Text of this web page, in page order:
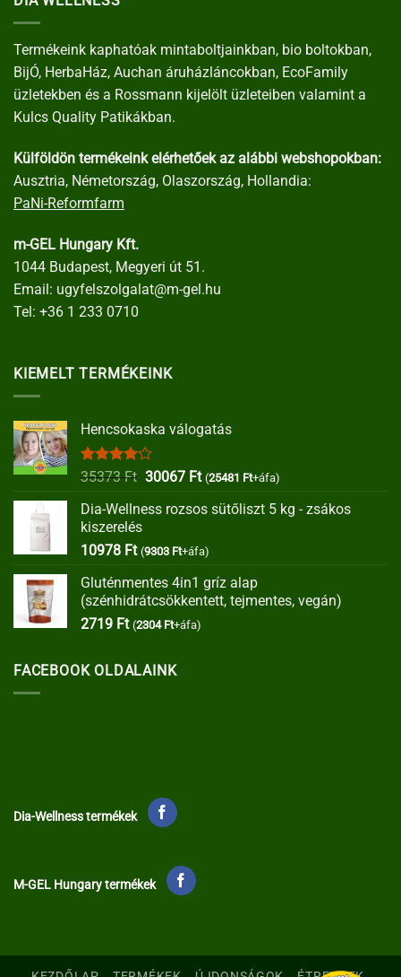
Termékeink kaphatóak mintaboltjainkban, bio boltokban,
BijÓ, HerbaHáz, Auchan áruházláncokban, EcoFamily
üzletekben és a Rossmann kijelölt üzleteiben valamint a
Kulcs Quality Patikákban.
Külföldön termékeink elérhetőek az alábbi webshopokban:
Ausztria, Németország, Olaszország, Hollandia:
PaNi-Reformfarm
m-GEL Hungary Kft.
1044 Budapest, Megyeri út 51.
Email: ugyfelszolgalat@m-gel.hu
Tel: +36 1 233 0710
KIEMELT TERMÉKEINK
Hencsokaska válogatás
Értékelés:
35373Ft Original
was:
30067 FtCurrent
is:
(25481 Ft+áfa)
Dia-Wellness rozsos sütőliszt 5 kg - zsákos
kiszerelés
10978 Ft (9303 Ft+áfa)
Gluténmentes 4in1 gríz alap
(szénhidrátcsökkentett, tejmentes, vegán)
2719 Ft (2304 Ft+áfa)
FACEBOOK OLDALAINK
Dia-Wellness termékek
M-GEL Hungary termékek